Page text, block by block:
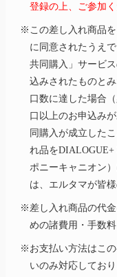
登録の上、ご参加く
※この差し入れ商品を
に同意されたうえ
共同購入」サービ
込みされたものと
口数に達した場合
口以上のお申込み
同購入が成立した
れ品をDIALOGUE+
ポニーキャニオン
は、エルタマが皆
※差し入れ商品の代
めの諸費用・手数料
※お支払い方法はこ
いのみ対応しており